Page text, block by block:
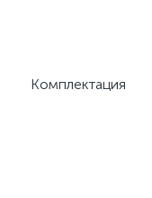
Комплектация